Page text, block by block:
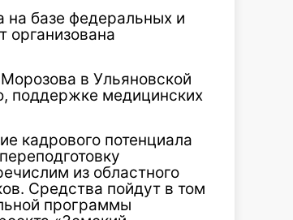
на базе федеральных и
организована
в Ульяновской
поддержке медицинских
кадрового потенциала
из областного
Средства пойдут в том
программы